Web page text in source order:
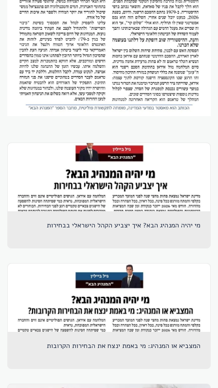
מי יהיה המנהיג הבא? איך יצביע הקהל הישראלי בבחירות
המצביא או המנהיג: מי באמת ינצח את הבחירות הקרובות